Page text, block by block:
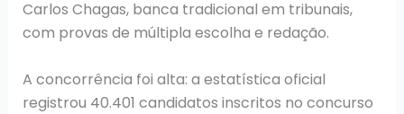
Carlos Chagas, banca tradicional em tribunais,
com provas de múltipla escolha e redação.
A concorrência foi alta: a estatística oficial
registrou 40.401 candidatos inscritos no concurso